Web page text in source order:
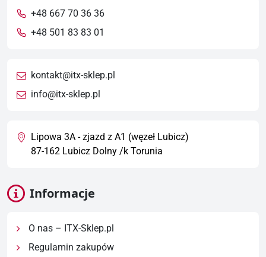
+48 667 70 36 36
+48 501 83 83 01
kontakt@itx-sklep.pl
info@itx-sklep.pl
Lipowa 3A - zjazd z A1 (węzeł Lubicz)
87-162 Lubicz Dolny /k Torunia
Informacje
O nas – ITX-Sklep.pl
Regulamin zakupów